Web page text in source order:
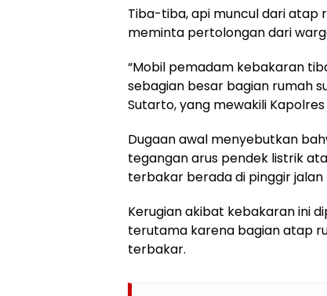
Tiba-tiba, api muncul dari atap
meminta pertolongan dari
“Mobil pemadam kebakaran
sebagian besar bagian rumah
Sutarto, yang mewakili Kapolres
Dugaan awal menyebutkan
tegangan arus pendek listrik
terbakar berada di pinggir
Kerugian akibat kebakaran ini
terutama karena bagian atap
terbakar.